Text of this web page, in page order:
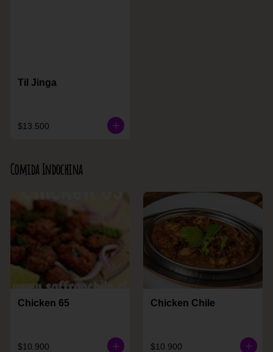
Til Jinga
$13.500
Comida Indochina
Chicken 65
$10.900
Chicken Chile
$10.900